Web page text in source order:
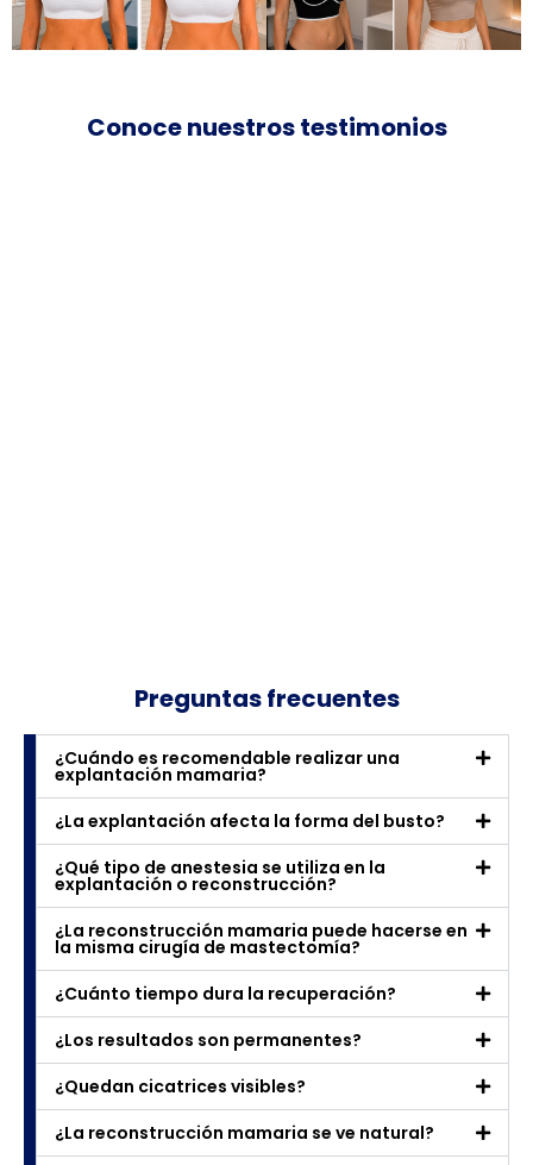
Conoce nuestros testimonios
Preguntas frecuentes
¿Cuándo es recomendable realizar una
explantación mamaria?
¿La explantación afecta la forma del busto?
¿Qué tipo de anestesia se utiliza en la
explantación o reconstrucción?
¿La reconstrucción mamaria puede hacerse en
la misma cirugía de mastectomía?
¿Cuánto tiempo dura la recuperación?
¿Los resultados son permanentes?
¿Quedan cicatrices visibles?
¿La reconstrucción mamaria se ve natural?